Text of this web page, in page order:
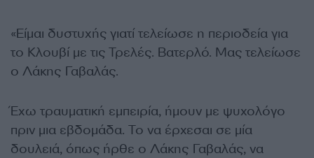
«Είμαι δυστυχής γιατί τελείωσε η περιοδεία για
το Κλουβί με τις Τρελές. Βατερλό. Μας τελείωσε
ο Λάκης Γαβαλάς.
Έχω τραυματική εμπειρία, ήμουν με ψυχολόγο
πριν μια εβδομάδα. Το να έρχεσαι σε μία
δουλειά, όπως ήρθε ο Λάκης Γαβαλάς, να